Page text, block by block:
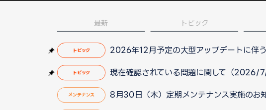
最新 トピック
トピック 2026年12月予定の大型アップデートに伴
トピック 現在確認されている問題に関して（2026/
メンテナンス 8月30日（木）定期メンテナンス実施のお